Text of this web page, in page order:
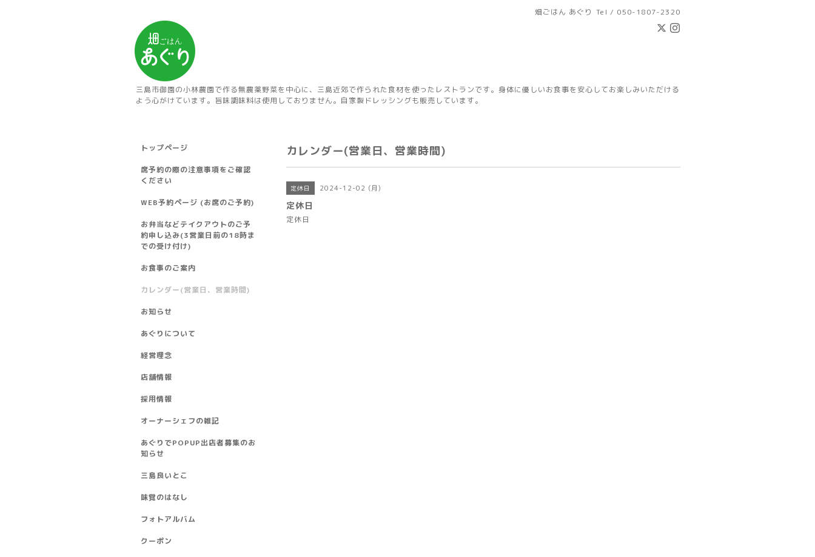
畑ごはん あぐり Tel / 050-1807-2320
三島市御園の小林農園で作る無農薬野菜を中心に、三島近郊で作られた食材を使ったレストランです。身体に優しいお食事を安心してお楽しみいただける
よう心がけています。旨味調味料は使用しておりません。自家製ドレッシングも販売しています。
カレンダー(営業日、営業時間)
定休日 2024-12-02 (月)
定休日
定休日
トップページ
席予約の際の注意事項をご確認
ください
WEB予約ページ (お席のご予約)
お弁当などテイクアウトのご予
約申し込み(3営業日前の18時ま
での受け付け)
お食事のご案内
カレンダー(営業日、営業時間)
お知らせ
あぐりについて
経営理念
店舗情報
採用情報
オーナーシェフの雑記
あぐりでPOPUP出店者募集のお
知らせ
三島良いとこ
味覚のはなし
フォトアルバム
クーポン